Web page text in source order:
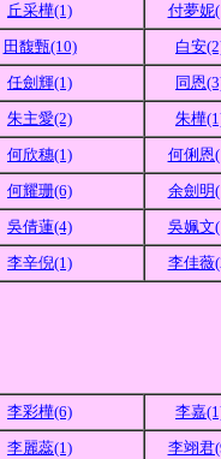
丘采樺(1)
付夢妮
田馥甄(10)
白安
任劍輝(1)
同恩
朱主愛(2)
朱樺
何欣穗(1)
何俐恩
何耀珊(6)
余劍明
吳倩蓮(4)
吳姵文
李辛倪(1) 李佳薇
李彩樺(6)
李嘉
李麗蕊(1)
李翊君